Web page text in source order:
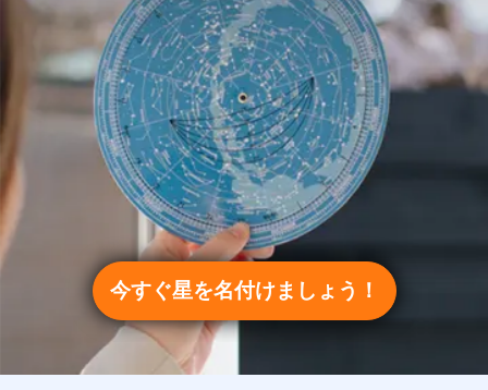
今すぐ星を名付けましょう！